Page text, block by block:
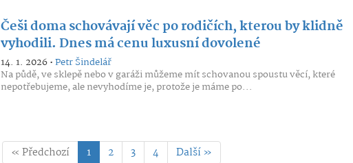
Češi doma schovávají věc po rodičích, kterou by klidně
vyhodili. Dnes má cenu luxusní dovolené
14. 1. 2026 •Petr Šindelář
Na půdě, ve sklepě nebo v garáži můžeme mít schovanou spoustu věcí, které
nepotřebujeme, ale nevyhodíme je, protože je máme po...
« Předchozí 1 2 3 4 Další »